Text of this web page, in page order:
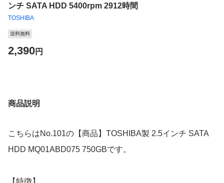
ンチ SATA HDD 5400rpm 2912時間
TOSHIBA
送料無料
2,390円
商品説明
こちらはNo.101の【商品】TOSHIBA製 2.5インチ SATA
HDD MQ01ABD075 750GBです。